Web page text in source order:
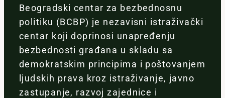
Beogradski centar za bezbednosnu
politiku (BCBP) je nezavisni istraživački
centar koji doprinosi unapređenju
bezbednosti građana u skladu sa
demokratskim principima i poštovanjem
ljudskih prava kroz istraživanje, javno
zastupanje, razvoj zajednice i